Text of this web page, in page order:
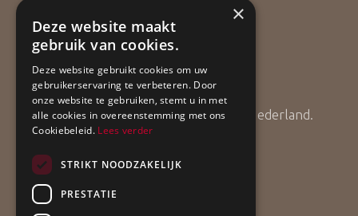
Bouwgarant
ApollBouw is lid van Bouwgarant Nederland.
×
Deze website maakt
gebruik van cookies.
Deze website gebruikt cookies om uw
gebruikerservaring te verbeteren. Door
onze website te gebruiken, stemt u in met
alle cookies in overeenstemming met ons
Cookiebeleid. Lees verder
STRIKT NOODZAKELIJK
PRESTATIE